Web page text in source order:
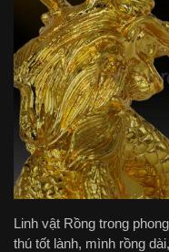
Linh vật Rồng trong
thú tốt lành, mình rồng